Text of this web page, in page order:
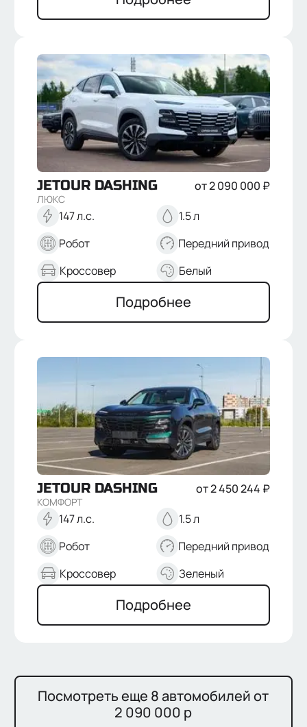
Отправить
JETOUR DASHING от2 090 000 ₽
ЛЮКС
147 л.с.
1.5 л
Робот
Передний привод
Кроссовер
Белый
Подробнее
JETOUR DASHING от2 450 244 ₽
КОМФОРТ
147 л.с.
1.5 л
Робот
Передний привод
Кроссовер
Зеленый
Подробнее
Посмотреть еще 8 автомобилей от
2 090 000 р